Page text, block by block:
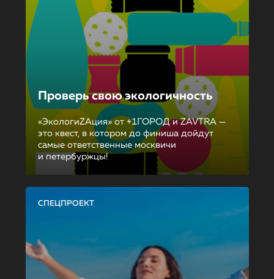
Проверь свою экологичность
«ЭкологиZAция» от +1ГОРОД и ZAVTRA —
это квест, в котором до финиша дойдут
самые ответственные москвичи
и петербуржцы!
СПЕЦПРОЕКТ